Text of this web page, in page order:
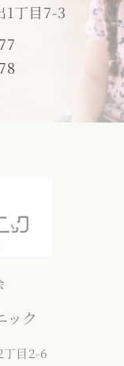
1丁目7-3
ック
丁目2-6